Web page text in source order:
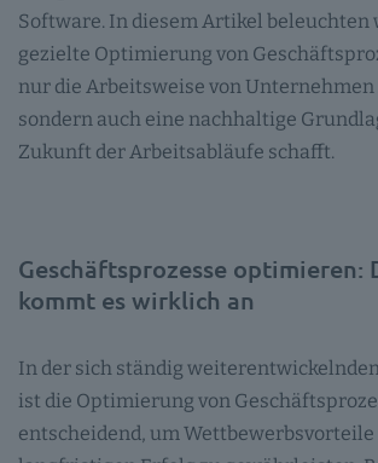
Software. In diesem Artikel beleuchten
gezielte Optimierung von
nur die Arbeitsweise von
sondern auch eine nachhaltige
Zukunft der Arbeitsabläufe schafft.
Geschäftsprozesse optimieren:
kommt es wirklich an
In der sich ständig
ist die Optimierung von
entscheidend, um